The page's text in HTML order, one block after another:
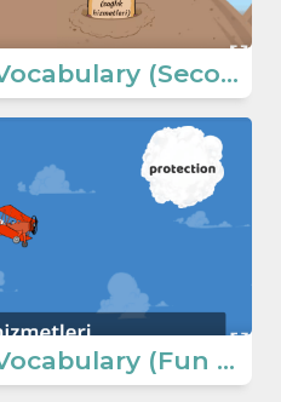
6.10 Democracy Vocabulary (Secondary School)
6.10 Democracy Vocabulary (Fun Game) (Secondary School 6th Grade)